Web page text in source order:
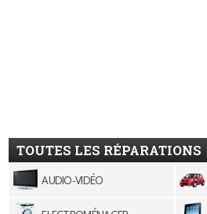
TOUTES LES RÉPARATIONS
AUDIO-VIDÉO